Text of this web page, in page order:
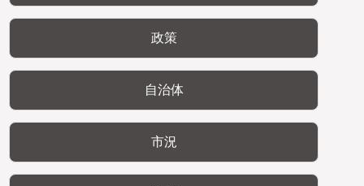
政策
自治体
市況